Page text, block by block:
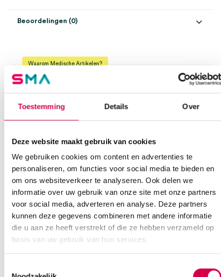
Toestemming Details Over
Deze website maakt gebruik van cookies
We gebruiken cookies om content en advertenties te
personaliseren, om functies voor social media te bieden en
om ons websiteverkeer te analyseren. Ook delen we
informatie over uw gebruik van onze site met onze partners
voor social media, adverteren en analyse. Deze partners
kunnen deze gegevens combineren met andere informatie
die u aan ze heeft verstrekt of die ze hebben verzameld op
basis van uw gebruik van hun services.
Steriel onsteriel
Uitvoering
Beoordelingen (0)
Wees de eerste om “Heine K180 Set 2.5V XHL – K180 F.O.
(set)” te beoordelen
Waarom Medische Artikelen?
Klantenservice
Heb je een vraag?
Anca helpt je!
Of contacteer ons via een van de onderstaande opties.